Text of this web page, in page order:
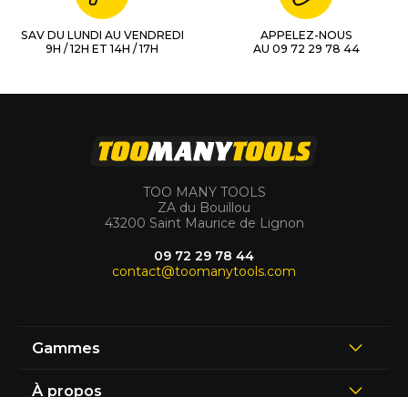
SAV DU LUNDI AU VENDREDI
9H / 12H ET 14H / 17H
APPELEZ-NOUS
AU 09 72 29 78 44
TOO MANY TOOLS
ZA du Bouillou
43200 Saint Maurice de Lignon
09 72 29 78 44
contact@toomanytools.com
Gammes
À propos